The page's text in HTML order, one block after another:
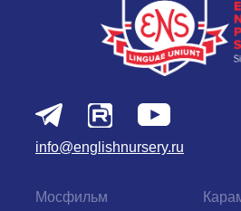
info@englishnursery.ru
Мосфильм